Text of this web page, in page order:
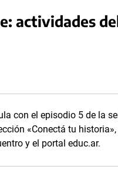
actividades
con el episodio 5 de la
«Conectá tu
y el portal educ.ar.